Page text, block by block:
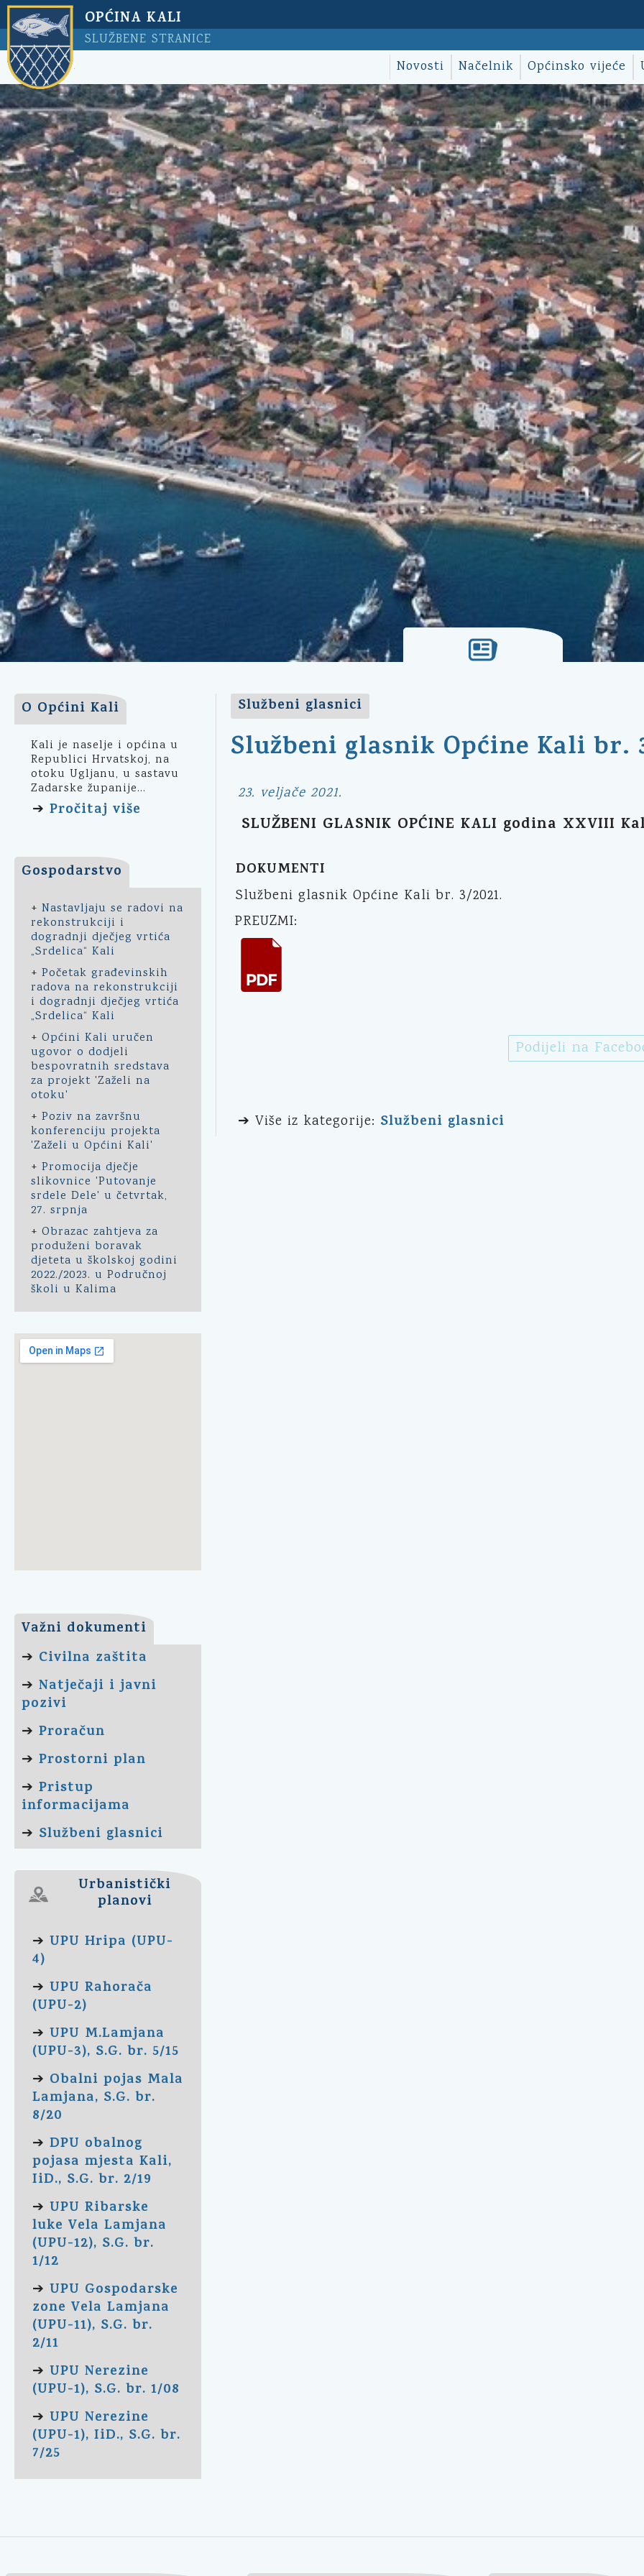
OPĆINA KALI
SLUŽBENE STRANICE
Novosti Načelnik Općinsko vijeće
O Općini Kali
Kali je naselje i općina u
Republici Hrvatskoj, na
otoku Ugljanu, u sastavu
Zadarske županije...
➔ Pročitaj više
Gospodarstvo
+ Nastavljaju se radovi na
rekonstrukciji i
dogradnji dječjeg vrtića
„Srdelica“ Kali
+ Početak građevinskih
radova na rekonstrukciji
i dogradnji dječjeg vrtića
„Srdelica“ Kali
+ Općini Kali uručen
ugovor o dodjeli
bespovratnih sredstava
za projekt 'Zaželi na
otoku'
+ Poziv na završnu
konferenciju projekta
'Zaželi u Općini Kali'
+ Promocija dječje
slikovnice 'Putovanje
srdele Dele' u četvrtak,
27. srpnja
+ Obrazac zahtjeva za
produženi boravak
djeteta u školskoj godini
2022./2023. u Područnoj
školi u Kalima
Važni dokumenti
➔ Civilna zaštita
➔ Natječaji i javni
pozivi
➔ Proračun
➔ Prostorni plan
➔ Pristup
informacijama
➔ Službeni glasnici
Urbanistički
planovi
➔ UPU Hripa (UPU-
4)
➔ UPU Rahorača
(UPU-2)
➔ UPU M.Lamjana
(UPU-3), S.G. br. 5/15
➔ Obalni pojas Mala
Lamjana, S.G. br.
8/20
➔ DPU obalnog
pojasa mjesta Kali,
IiD., S.G. br. 2/19
➔ UPU Ribarske
luke Vela Lamjana
(UPU-12), S.G. br.
1/12
➔ UPU Gospodarske
zone Vela Lamjana
(UPU-11), S.G. br.
2/11
➔ UPU Nerezine
(UPU-1), S.G. br. 1/08
➔ UPU Nerezine
(UPU-1), IiD., S.G. br.
7/25
Službeni glasnici
Službeni glasnik Općine Kali br.
23. veljače 2021.
SLUŽBENI GLASNIK OPĆINE KALI godina XXVIII
DOKUMENTI
Službeni glasnik Općine Kali br. 3/2021.
PREUZMI:
Podijeli na
➔ Više iz kategorije: Službeni glasnici